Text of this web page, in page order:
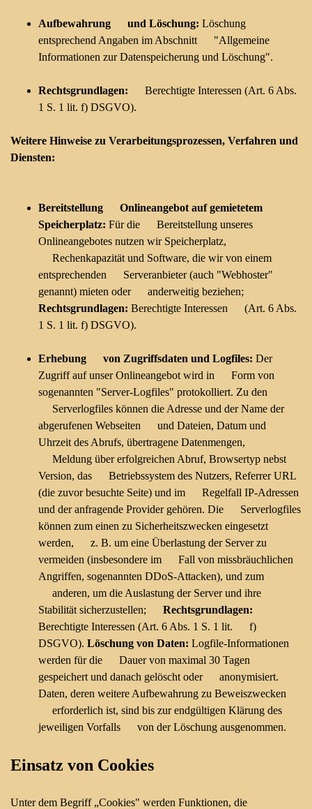
Aufbewahrung und Löschung: Löschung
entsprechend Angaben im Abschnitt "Allgemeine
Informationen zur Datenspeicherung und Löschung".
Rechtsgrundlagen: Berechtigte Interessen (Art. 6 Abs.
1 S. 1 lit. f) DSGVO).
Weitere Hinweise zu Verarbeitungsprozessen, Verfahren und
Diensten:
Bereitstellung Onlineangebot auf gemietetem
Speicherplatz: Für die Bereitstellung unseres
Onlineangebotes nutzen wir Speicherplatz,
Rechenkapazität und Software, die wir von einem
entsprechenden Serveranbieter (auch "Webhoster"
genannt) mieten oder anderweitig beziehen;
Rechtsgrundlagen: Berechtigte Interessen (Art. 6 Abs.
1 S. 1 lit. f) DSGVO).
Erhebung von Zugriffsdaten und Logfiles: Der
Zugriff auf unser Onlineangebot wird in Form von
sogenannten "Server-Logfiles" protokolliert. Zu den
Serverlogfiles können die Adresse und der Name der
abgerufenen Webseiten und Dateien, Datum und
Uhrzeit des Abrufs, übertragene Datenmengen,
Meldung über erfolgreichen Abruf, Browsertyp nebst
Version, das Betriebssystem des Nutzers, Referrer URL
(die zuvor besuchte Seite) und im Regelfall IP-Adressen
und der anfragende Provider gehören. Die Serverlogfiles
können zum einen zu Sicherheitszwecken eingesetzt
werden, z. B. um eine Überlastung der Server zu
vermeiden (insbesondere im Fall von missbräuchlichen
Angriffen, sogenannten DDoS-Attacken), und zum
anderen, um die Auslastung der Server und ihre
Stabilität sicherzustellen; Rechtsgrundlagen:
Berechtigte Interessen (Art. 6 Abs. 1 S. 1 lit. f)
DSGVO). Löschung von Daten: Logfile-Informationen
werden für die Dauer von maximal 30 Tagen
gespeichert und danach gelöscht oder anonymisiert.
Daten, deren weitere Aufbewahrung zu Beweiszwecken
erforderlich ist, sind bis zur endgültigen Klärung des
jeweiligen Vorfalls von der Löschung ausgenommen.
Einsatz von Cookies
Unter dem Begriff „Cookies" werden Funktionen, die